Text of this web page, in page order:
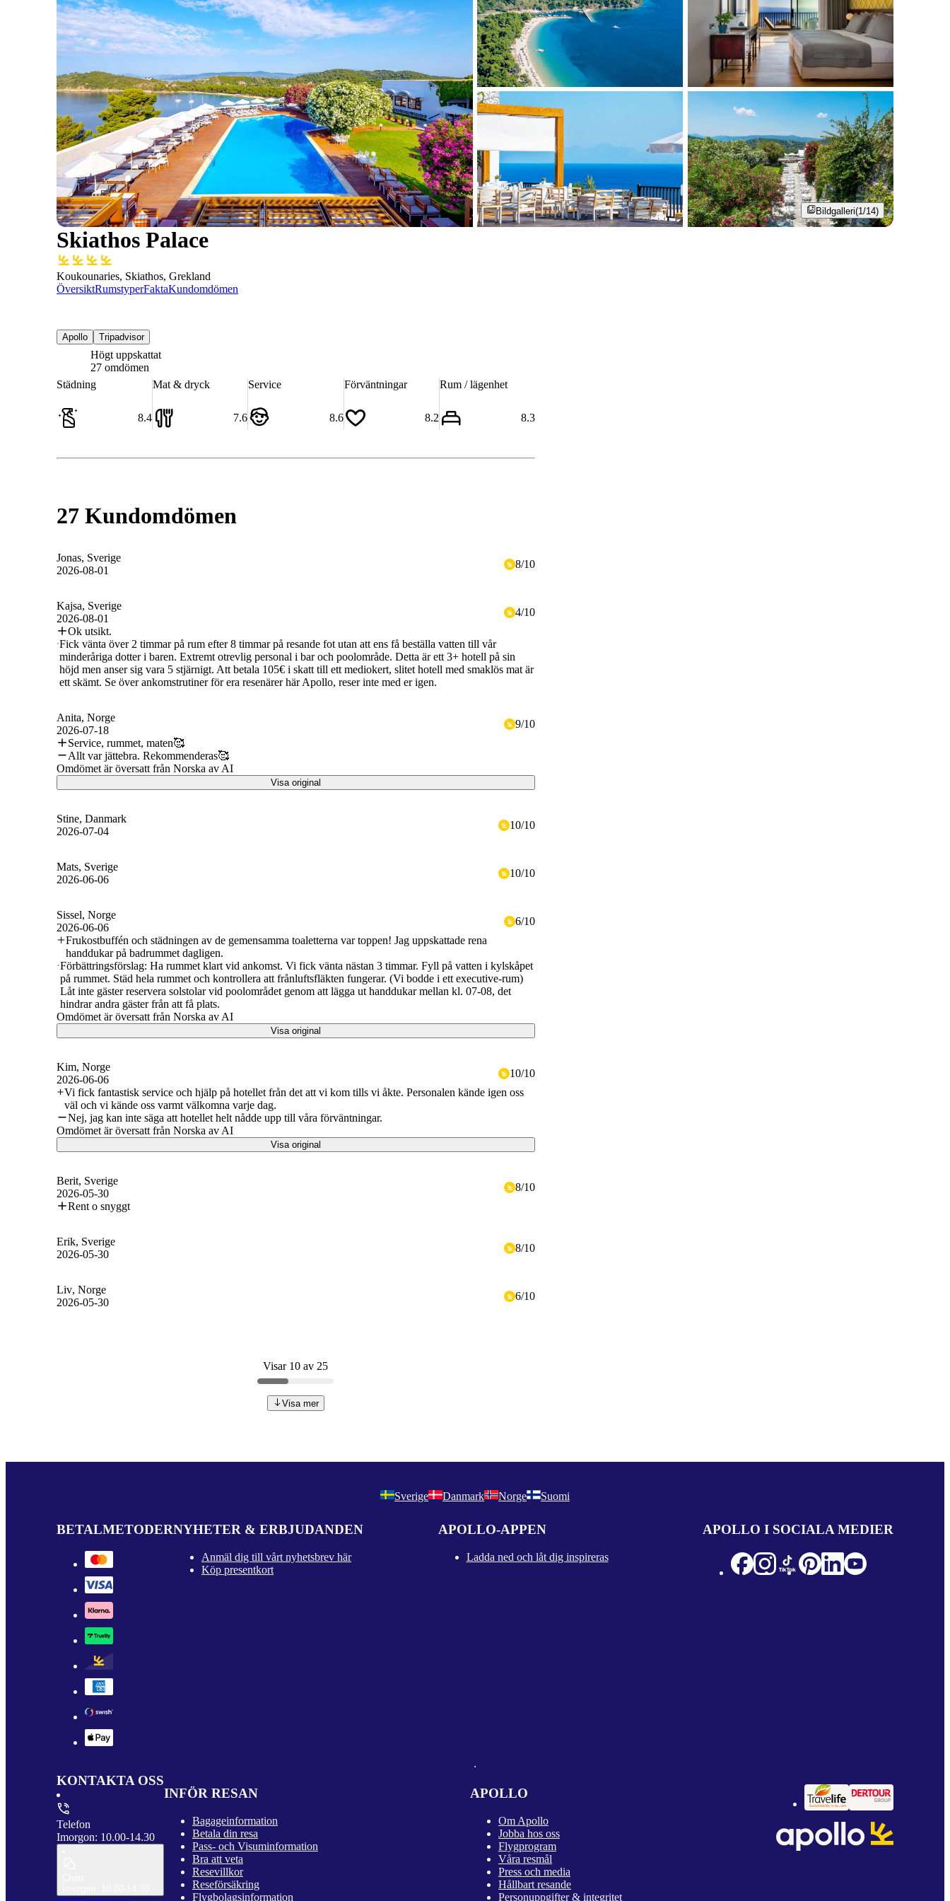
Bildgalleri(1/14)
Skiathos Palace
Koukounaries, Skiathos, Grekland
ÖversiktRumstyperFaktaKundomdömen
Apollo Tripadvisor
Högt uppskattat
27 omdömen
Städning
8.4
Mat & dryck
7.6
Service
8.6
Förväntningar
8.2
Rum / lägenhet
8.3
27 Kundomdömen
Jonas, Sverige
2026-08-01
8/10
Kajsa, Sverige
2026-08-01
4/10
Ok utsikt.
Fick vänta över 2 timmar på rum efter 8 timmar på resande fot utan att ens få beställa vatten till vår
minderåriga dotter i baren. Extremt otrevlig personal i bar och poolområde. Detta är ett 3+ hotell på sin
höjd men anser sig vara 5 stjärnigt. Att betala 105€ i skatt till ett mediokert, slitet hotell med smaklös mat är
ett skämt. Se över ankomstrutiner för era resenärer här Apollo, reser inte med er igen.
Anita, Norge
2026-07-18
9/10
Service, rummet, maten🥰
Allt var jättebra. Rekommenderas🥰
Omdömet är översatt från Norska av AI
Visa original
Stine, Danmark
2026-07-04
10/10
Mats, Sverige
2026-06-06
10/10
Sissel, Norge
2026-06-06
6/10
Frukostbuffén och städningen av de gemensamma toaletterna var toppen! Jag uppskattade rena
handdukar på badrummet dagligen.
Förbättringsförslag: Ha rummet klart vid ankomst. Vi fick vänta nästan 3 timmar. Fyll på vatten i kylskåpet
på rummet. Städ hela rummet och kontrollera att frånluftsfläkten fungerar. (Vi bodde i ett executive-rum)
Låt inte gäster reservera solstolar vid poolområdet genom att lägga ut handdukar mellan kl. 07-08, det
hindrar andra gäster från att få plats.
Omdömet är översatt från Norska av AI
Visa original
Kim, Norge
2026-06-06
10/10
Vi fick fantastisk service och hjälp på hotellet från det att vi kom tills vi åkte. Personalen kände igen oss
väl och vi kände oss varmt välkomna varje dag.
Nej, jag kan inte säga att hotellet helt nådde upp till våra förväntningar.
Omdömet är översatt från Norska av AI
Visa original
Berit, Sverige
2026-05-30
8/10
Rent o snyggt
Erik, Sverige
2026-05-30
8/10
Liv, Norge
2026-05-30
6/10
Visar 10 av 25
Visa mer
Sverige Danmark Norge Suomi
BETALMETODERNYHETER & ERBJUDANDEN
Anmäl dig till vårt nyhetsbrev här
Köp presentkort
APOLLO-APPEN
Ladda ned och låt dig inspireras
APOLLO I SOCIALA MEDIER
KONTAKTA OSS
Telefon
Imorgon: 10.00-14.30
INFÖR RESAN
Bagageinformation
Betala din resa
Pass- och Visuminformation
Bra att veta
Resevillkor
Reseförsäkring
Flygbolagsinformation
APOLLO
Om Apollo
Jobba hos oss
Flygprogram
Våra resmål
Press och media
Hållbart resande
Personuppgifter & integritet